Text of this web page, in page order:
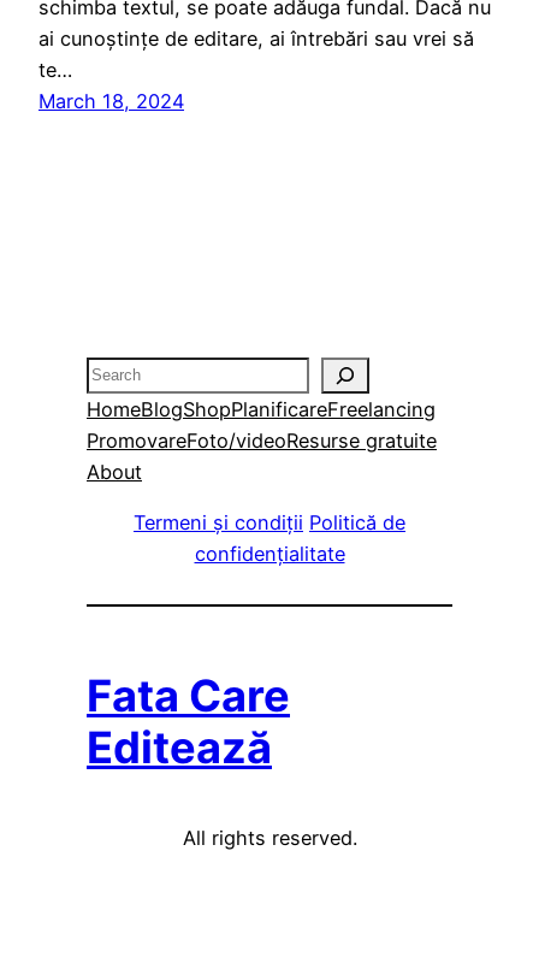
schimba textul, se poate adăuga fundal. Dacă nu
ai cunoștințe de editare, ai întrebări sau vrei să
te…
March 18, 2024
Search
HomeBlogShopPlanificareFreelancing
PromovareFoto/videoResurse gratuite
About
Termeni și condiții Politică de
confidențialitate
Fata Care
Editează
All rights reserved.